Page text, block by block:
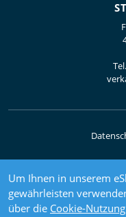
Um Ihnen in unserem
gewährleisten
über die Cookie-Nutzung
Tel.
©